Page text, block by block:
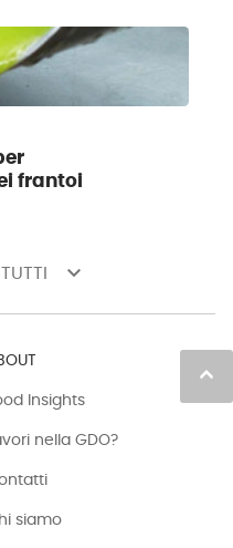
frantoi
keyboard_arrow_down
keyboard_arrow_up
Insights
nella GDO?
siamo